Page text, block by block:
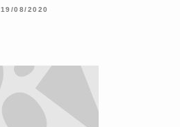
19/08/2020